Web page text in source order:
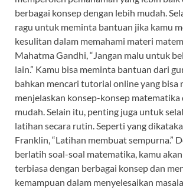
berbagai konsep dengan lebih mudah.
ragu untuk meminta bantuan jika kamu
kesulitan dalam memahami materi
Mahatma Gandhi, “Jangan malu untuk
lain.” Kamu bisa meminta bantuan dari
bahkan mencari tutorial online yang bisa
menjelaskan konsep-konsep matematika
mudah. Selain itu, penting juga untuk
latihan secara rutin. Seperti yang
Franklin, “Latihan membuat sempurna.”
berlatih soal-soal matematika, kamu
terbiasa dengan berbagai konsep dan
kemampuan dalam menyelesaikan